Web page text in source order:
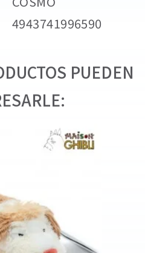
4943741996590
PUEDEN